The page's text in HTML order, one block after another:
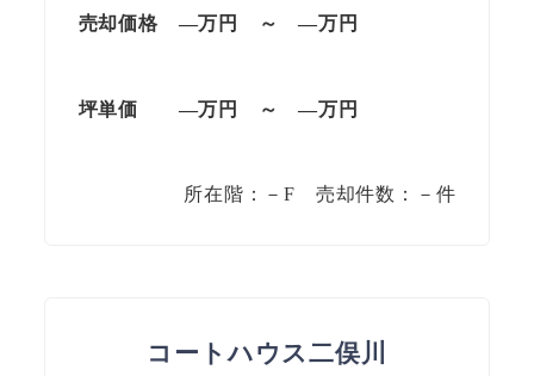
売却価格 —万円 ～ —万円
坪単価 —万円 ～—万円
所在階：－F 売却件数：－件
コートハウス二俣川